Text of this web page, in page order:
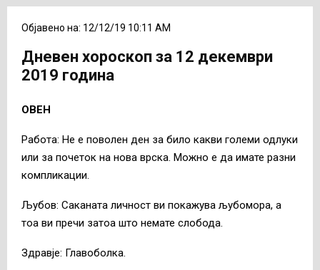
Објавено на: 12/12/19 10:11 AM
Дневен хороскоп за 12 декември
2019 година
ОВЕН
Работa: Не е поволен ден за било какви големи одлуки
или за почеток на нова врска. Можно е да имате разни
компликации.
Љубов: Саканата личност ви покажува љубомора, а
тоа ви пречи затоа што немате слобода.
Здравје: Главоболка.